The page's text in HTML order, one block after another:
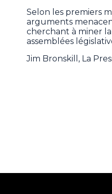
Selon les premiers
arguments
cherchant à miner
assemblées
Jim Bronskill, La